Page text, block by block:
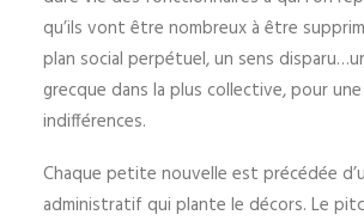
qu’ils vont être nombreux à être
plan social perpétuel, un sens
grecque dans la plus collective, pour
indifférences.
Chaque petite nouvelle est précédée
administratif qui plante le décors. Le